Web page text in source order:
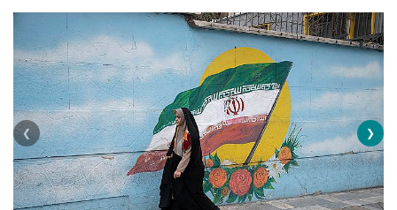
❮ ❯